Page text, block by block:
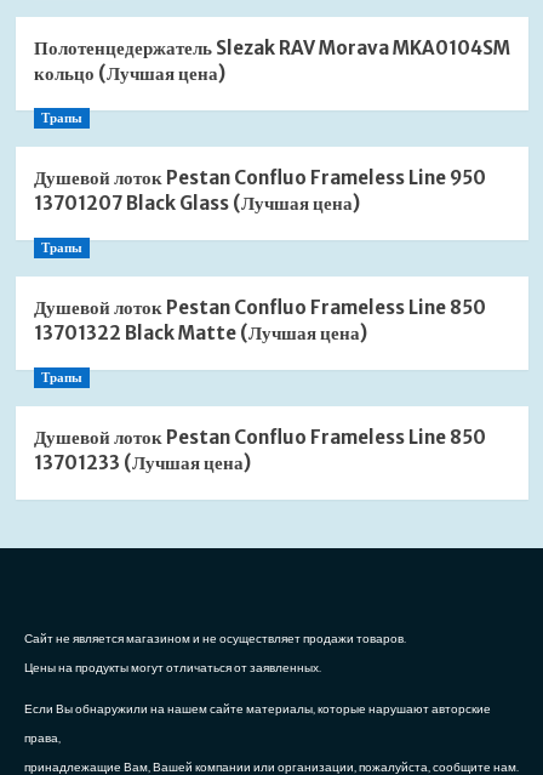
Полотенцедержатель Slezak RAV Morava MKA0104SM
кольцо (Лучшая цена)
Трапы
Душевой лоток Pestan Confluo Frameless Line 950
13701207 Black Glass (Лучшая цена)
Трапы
Душевой лоток Pestan Confluo Frameless Line 850
13701322 Black Matte (Лучшая цена)
Трапы
Душевой лоток Pestan Confluo Frameless Line 850
13701233 (Лучшая цена)
Сайт не является магазином и не осуществляет продажи товаров.
Цены на продукты могут отличаться от заявленных.
Если Вы обнаружили на нашем сайте материалы, которые нарушают авторские
права,
принадлежащие Вам, Вашей компании или организации, пожалуйста, сообщите нам.